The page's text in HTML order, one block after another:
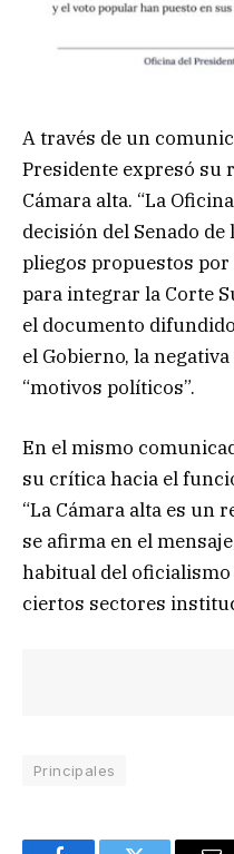
A través de un
Presidente expresó su
Cámara alta. “La
decisión del Senado
pliegos propuestos
para integrar la Corte
el documento
el Gobierno, la
“motivos políticos”.
En el mismo
su crítica hacia el
“La Cámara alta es un
se afirma en el
habitual del
ciertos sectores
Principales